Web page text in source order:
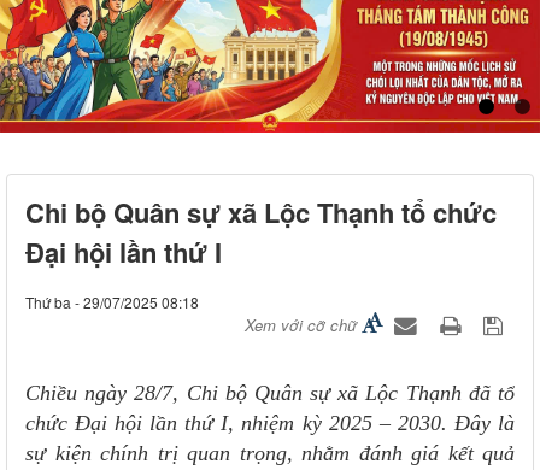
Chi bộ Quân sự xã Lộc Thạnh tổ chức
Đại hội lần thứ I
Thứ ba - 29/07/2025 08:18
Xem với cỡ chữ
Chiều ngày 28/7, Chi bộ Quân sự xã Lộc Thạnh đã tổ
chức Đại hội lần thứ I, nhiệm kỳ 2025 – 2030. Đây là
sự kiện chính trị quan trọng, nhằm đánh giá kết quả